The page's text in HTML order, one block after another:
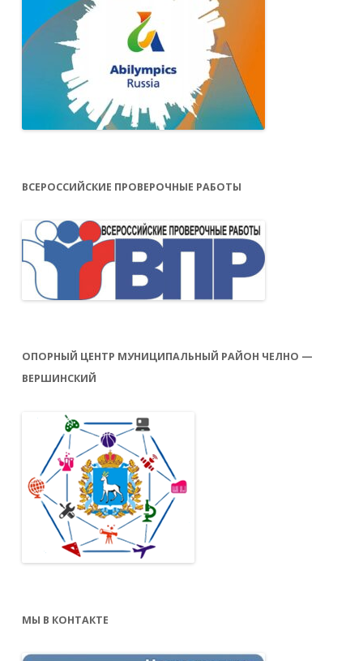
ВСЕРОССИЙСКИЕ ПРОВЕРОЧНЫЕ РАБОТЫ
ОПОРНЫЙ ЦЕНТР МУНИЦИПАЛЬНЫЙ РАЙОН ЧЕЛНО —
ВЕРШИНСКИЙ
МЫ В КОНТАКТЕ